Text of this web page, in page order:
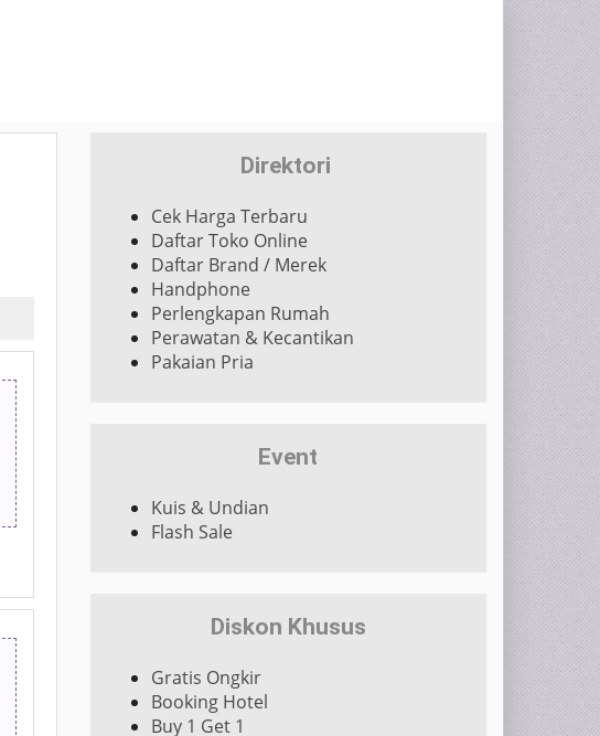
Direktori
Cek Harga Terbaru
Daftar Toko Online
Daftar Brand / Merek
Handphone
Perlengkapan Rumah
Perawatan & Kecantikan
Pakaian Pria
Event
Kuis & Undian
Flash Sale
Diskon Khusus
Gratis Ongkir
Booking Hotel
Buy 1 Get 1